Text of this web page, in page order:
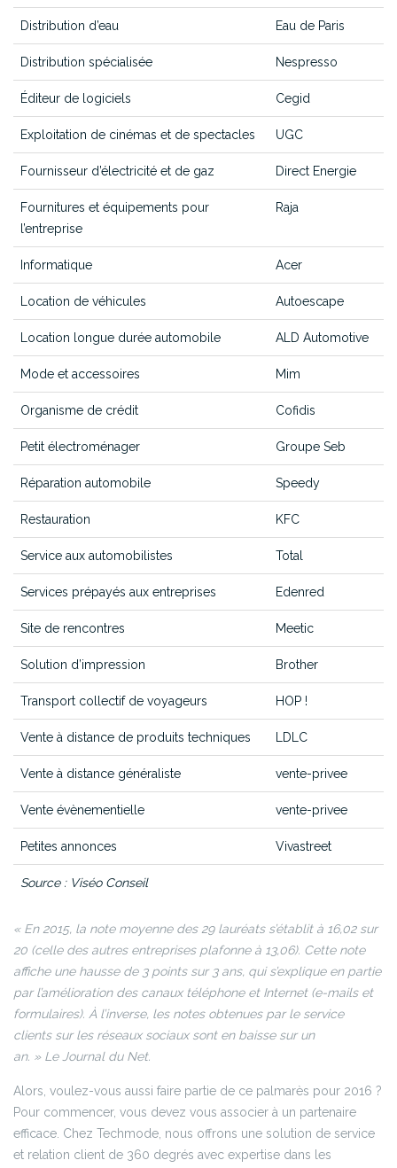
Source : Viséo Conseil
Distribution d’eau Eau de Paris
Distribution spécialisée Nespresso
Éditeur de logiciels Cegid
Exploitation de cinémas et de spectacles UGC
Fournisseur d’électricité et de gaz Direct Energie
Fournitures et équipements pour
l’entreprise
Raja
Informatique Acer
Location de véhicules Autoescape
Location longue durée automobile ALD Automotive
Mode et accessoires Mim
Organisme de crédit Cofidis
Petit électroménager Groupe Seb
Réparation automobile Speedy
Restauration KFC
Service aux automobilistes Total
Services prépayés aux entreprises Edenred
Site de rencontres Meetic
Solution d’impression Brother
Transport collectif de voyageurs HOP !
Vente à distance de produits techniques LDLC
Vente à distance généraliste vente-privee
Vente évènementielle vente-privee
Petites annonces Vivastreet
« En 2015, la note moyenne des 29 lauréats s’établit à 16,02 sur
20 (celle des autres entreprises plafonne à 13,06). Cette note
affiche une hausse de 3 points sur 3 ans, qui s’explique en partie
par l’amélioration des canaux téléphone et Internet (e-mails et
formulaires). À l’inverse, les notes obtenues par le service
clients sur les réseaux sociaux sont en baisse sur un
an. » LeJournal du Net.
Alors, voulez-vous aussi faire partie de ce palmarès pour 2016 ?
Pour commencer, vous devez vous associer à un partenaire
efficace. Chez Techmode, nous offrons une solution de service
et relation client de 360 degrés avec expertise dans les